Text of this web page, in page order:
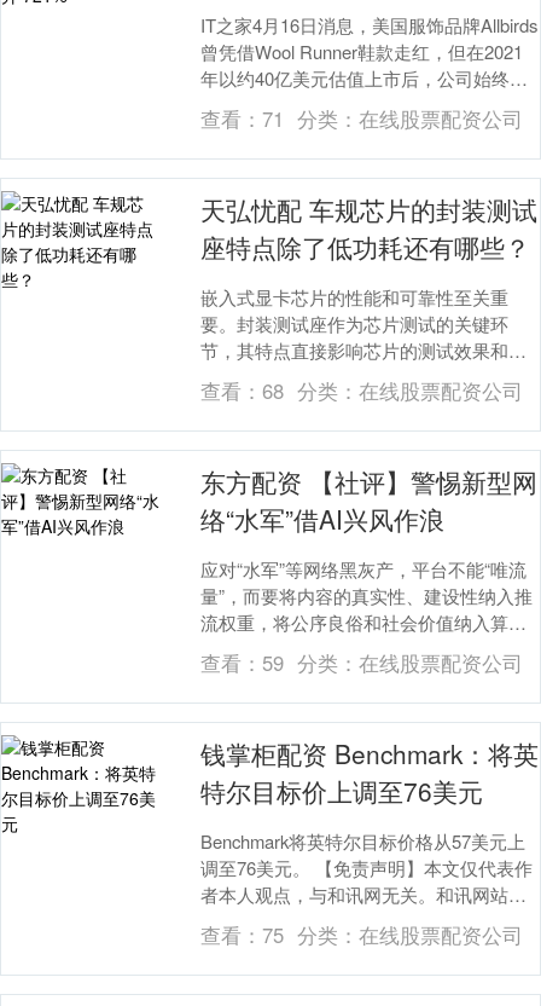
IT之家4月16日消息，美国服饰品牌Allbirds
曾凭借Wool Runner鞋款走红，但在2021
年以约40亿美元估值上市后，公司始终未
能盈利，且2022年....
查看：71 分类： 在线股票配资公司
天弘忧配 车规芯片的封装测试
座特点除了低功耗还有哪些？
嵌入式显卡芯片的性能和可靠性至关重
要。封装测试座作为芯片测试的关键环
节，其特点直接影响芯片的测试效果和应
用表现。除了低功耗，汽车电子嵌入式显
卡芯片的封装测试座还....
查看：68 分类： 在线股票配资公司
东方配资 【社评】警惕新型网
络“水军”借AI兴风作浪
应对“水军”等网络黑灰产，平台不能“唯流
量”，而要将内容的真实性、建设性纳入推
流权重，将公序良俗和社会价值纳入算法
视野，让恶意炒作失去经济动力；应升级
技术手段，....
查看： 59 分类： 在线股票配资公司
钱掌柜配资 Benchmark：将英
特尔目标价上调至76美元
Benchmark将英特尔目标价格从57美元上
调至76美元。 【免责声明】本文仅代表作
者本人观点，与和讯网无关。和讯网站对
文中陈述、观点判断保持中立，不对所包
含....
查看：75 分类： 在线股票配资公司